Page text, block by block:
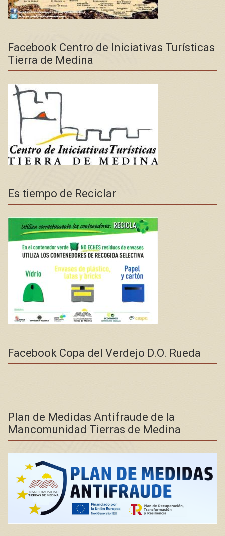
Facebook Centro de Iniciativas Turísticas
Tierra de Medina
Es tiempo de Reciclar
Facebook Copa del Verdejo D.O. Rueda
Plan de Medidas Antifraude de la
Mancomunidad Tierras de Medina